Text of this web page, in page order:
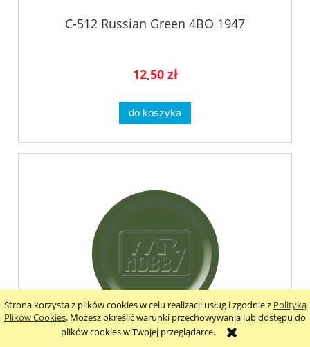
Strona korzysta z plików cookies w celu realizacji usług i zgodnie z Polityką
Plików Cookies. Możesz określić warunki przechowywania lub dostępu do
plików cookies w Twojej przeglądarce.
C-512 Russian Green 4BO 1947
12,50 zł
do koszyka